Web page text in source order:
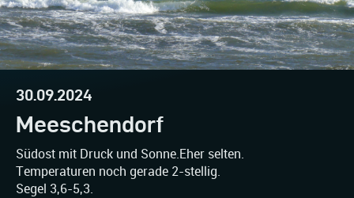
30.09.2024
Meeschendorf
Südost mit Druck und Sonne.Eher selten.
Temperaturen noch gerade 2-stellig.
Segel 3,6-5,3.